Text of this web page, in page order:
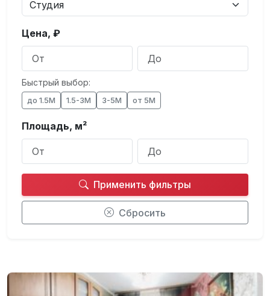
Цена, ₽
Быстрый выбор:
до 1.5М 1.5-3М 3-5М от 5М
Площадь, м²
Применить фильтры
Сбросить